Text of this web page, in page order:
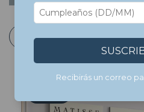
Filtrar
Recibirás un correo